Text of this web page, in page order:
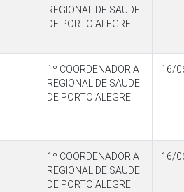
REGIONAL DE SAUDE
DE PORTO ALEGRE
1º COORDENADORIA
REGIONAL DE SAUDE
DE PORTO ALEGRE
16/
1º COORDENADORIA
REGIONAL DE SAUDE
DE PORTO ALEGRE
16/